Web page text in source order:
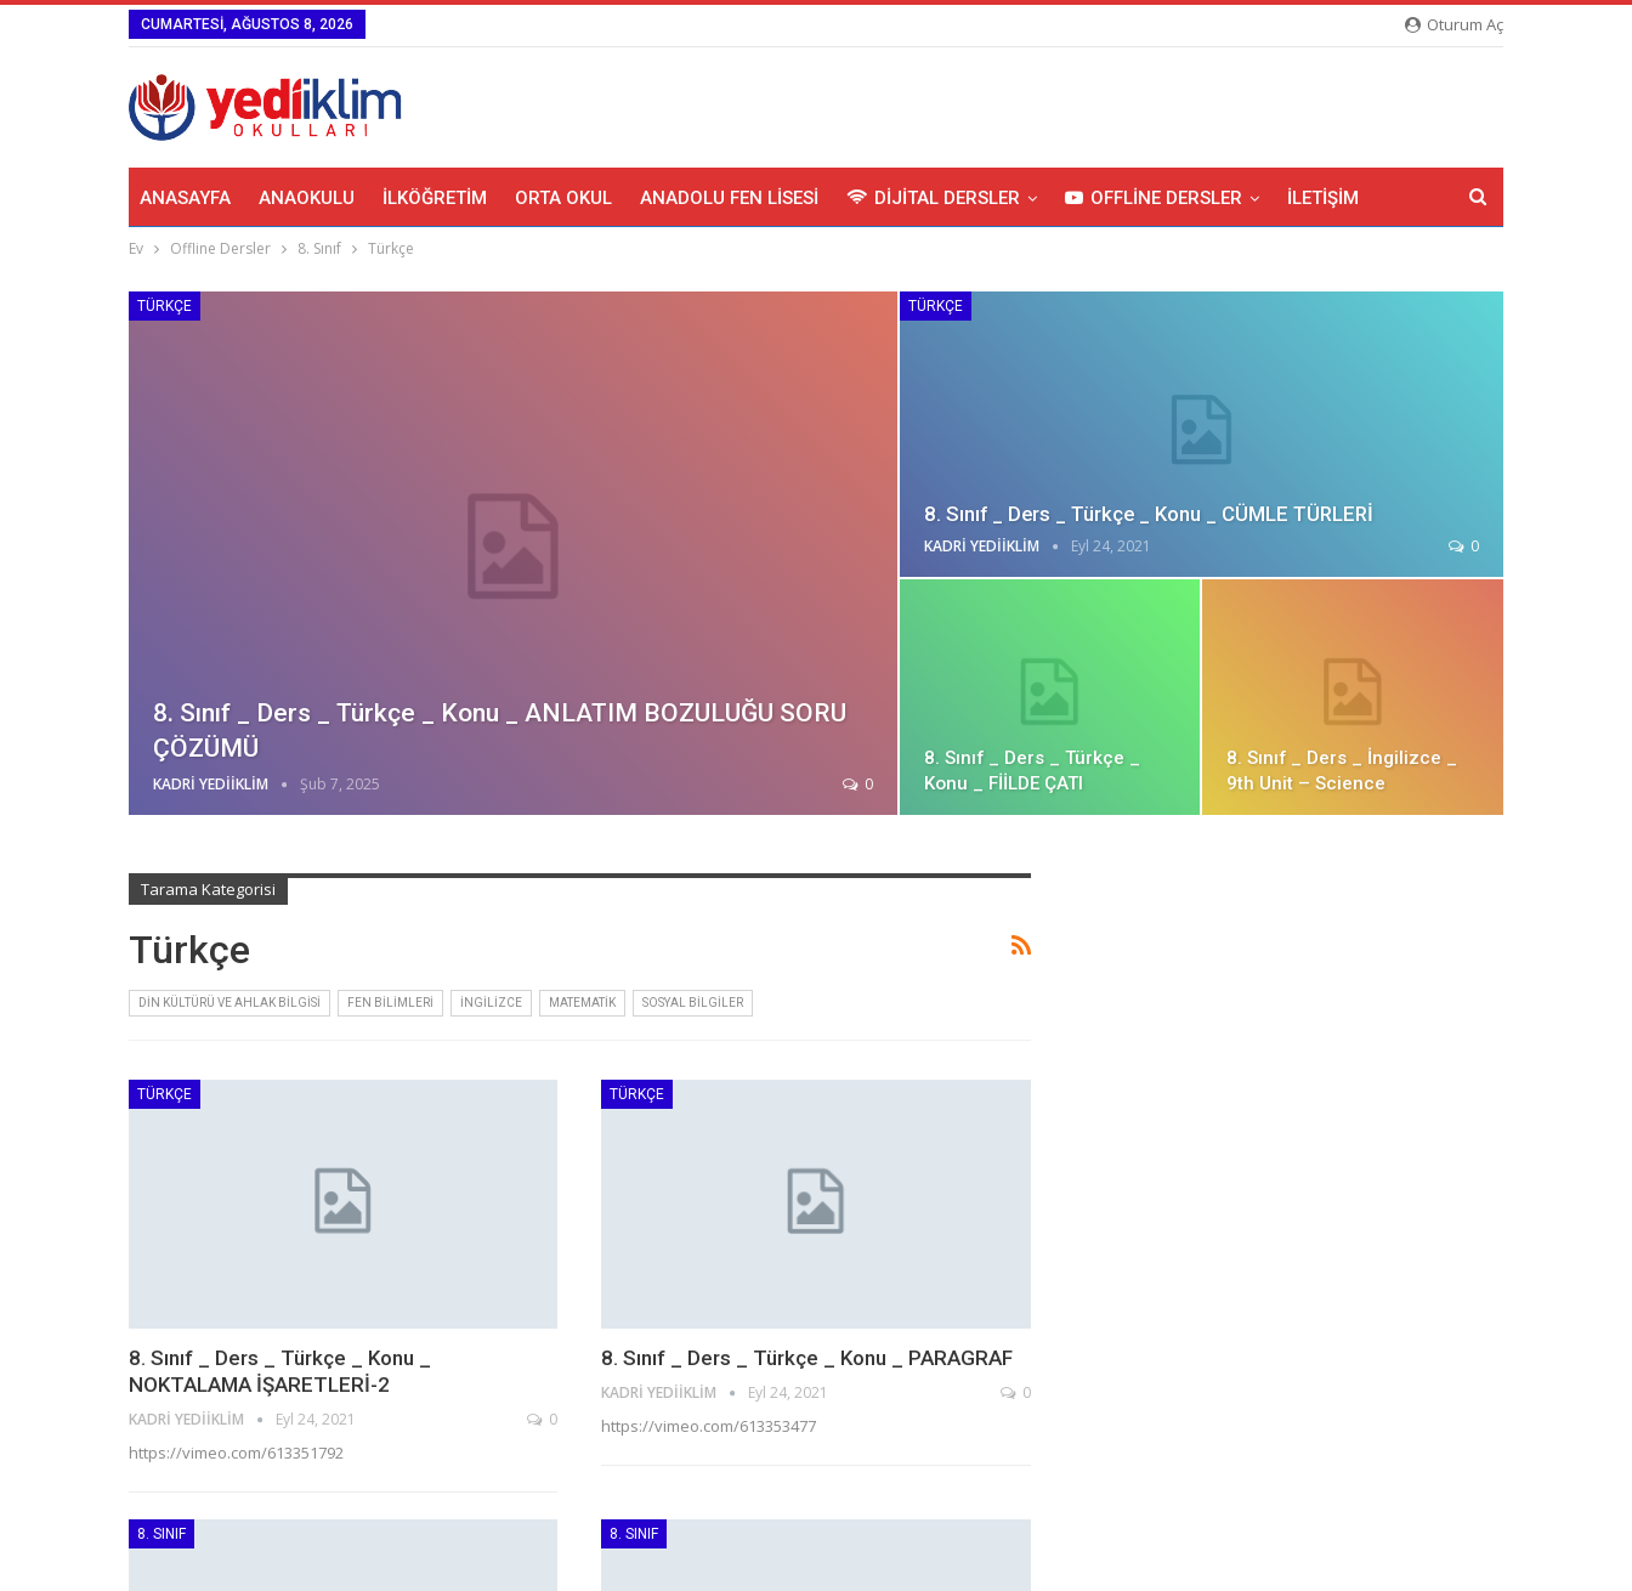
Oturum Aç
CUMARTESI, AĞUSTOS 8, 2026
ANASAYFA ANAOKULU İLKÖĞRETIM ORTA OKUL ANADOLU FEN LISESI DIJITAL DERSLER OFFLINE DERSLER İLETIŞIM
Ev Offline Dersler 8. Sınıf Türkçe
TÜRKÇE
8. Sınıf _ Ders _ Türkçe _ Konu _ ANLATIM BOZULUĞU SORU
ÇÖZÜMÜ
KADRI YEDIIKLIM Şub 7, 2025 0
TÜRKÇE
8. Sınıf _ Ders _ Türkçe _ Konu _ CÜMLE TÜRLERİ
KADRI YEDIIKLIM Eyl 24, 2021 0
8. Sınıf _ Ders _ Türkçe _
Konu _ FİİLDE ÇATI
8. Sınıf _ Ders _ İngilizce _
9th Unit – Science
Tarama Kategorisi
Türkçe
DIN KÜLTÜRÜ VE AHLAK BILGISI FEN BILIMLERI İNGILIZCE MATEMATIK SOSYAL BILGILER
TÜRKÇE
8. Sınıf _ Ders _ Türkçe _ Konu _
NOKTALAMA İŞARETLERİ-2
KADRI YEDIIKLIM Eyl 24, 2021 0
https://vimeo.com/613351792
TÜRKÇE
8. Sınıf _ Ders _ Türkçe _ Konu _ PARAGRAF
KADRI YEDIIKLIM Eyl 24, 2021 0
https://vimeo.com/613353477
8. SINIF 8. SINIF